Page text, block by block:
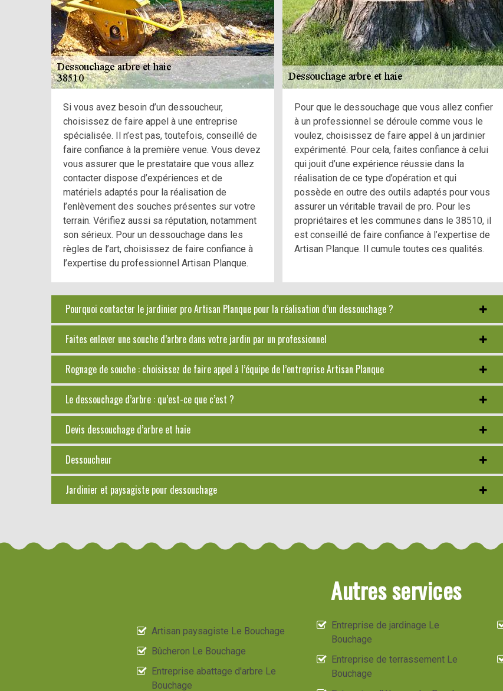
Si vous avez besoin d’un dessoucheur,
choisissez de faire appel à une entreprise
spécialisée. Il n’est pas, toutefois, conseillé de
faire confiance à la première venue. Vous devez
vous assurer que le prestataire que vous allez
contacter dispose d’expériences et de
matériels adaptés pour la réalisation de
l’enlèvement des souches présentes sur votre
terrain. Vérifiez aussi sa réputation, notamment
son sérieux. Pour un dessouchage dans les
règles de l’art, choisissez de faire confiance à
l’expertise du professionnel Artisan Planque.
Pour que le dessouchage que vous allez confier
à un professionnel se déroule comme vous le
voulez, choisissez de faire appel à un jardinier
expérimenté. Pour cela, faites confiance à celui
qui jouit d’une expérience réussie dans la
réalisation de ce type d’opération et qui
possède en outre des outils adaptés pour vous
assurer un véritable travail de pro. Pour les
propriétaires et les communes dans le 38510, il
est conseillé de faire confiance à l’expertise de
Artisan Planque. Il cumule toutes ces qualités.
Pourquoi contacter le jardinier pro Artisan Planque pour la réalisation d’un dessouchage ?
Faites enlever une souche d’arbre dans votre jardin par un professionnel
Rognage de souche : choisissez de faire appel à l’équipe de l’entreprise Artisan Planque
Le dessouchage d’arbre : qu’est-ce que c’est ?
Devis dessouchage d’arbre et haie
Dessoucheur
Jardinier et paysagiste pour dessouchage
Autres services
Artisan paysagiste Le Bouchage
Bûcheron Le Bouchage
Entreprise abattage d'arbre Le
Bouchage
Entreprise de jardinage Le
Bouchage
Entreprise de terrassement Le
Bouchage